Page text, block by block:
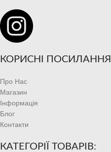
КОРИСНІ
Про Нас
Магазин
Інформація
Блог
Контакти
КАТЕГОРІЇ ТОВАРІВ: